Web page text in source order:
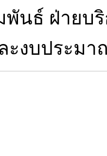
นธ์ ฝ่ายบ
ะงบประมา